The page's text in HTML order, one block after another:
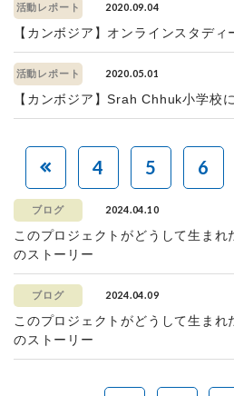
活動レポート 2020.09.04
【カンボジア】オンラインスタデ
活動レポート 2020.05.01
【カンボジア】Srah Chhuk小学校
4 5 6
ブログ 2024.04.10
このプロジェクトがどうして生ま
のストーリー
ブログ 2024.04.09
このプロジェクトがどうして生ま
のストーリー